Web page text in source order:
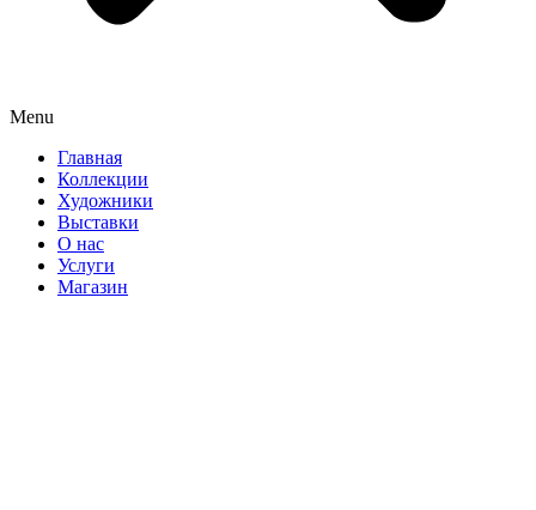
Menu
Главная
Коллекции
Художники
Выставки
О нас
Услуги
Магазин